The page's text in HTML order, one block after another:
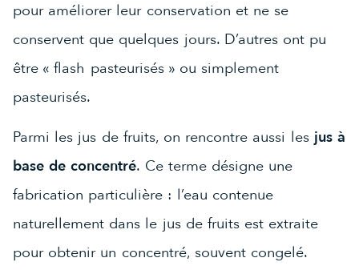
pour améliorer leur conservation et ne se
conservent que quelques jours. D’autres ont pu
être « flash pasteurisés » ou simplement
pasteurisés.
Parmi les jus de fruits, on rencontre aussi les jus à
base de concentré. Ce terme désigne une
fabrication particulière : l’eau contenue
naturellement dans le jus de fruits est extraite
pour obtenir un concentré, souvent congelé.